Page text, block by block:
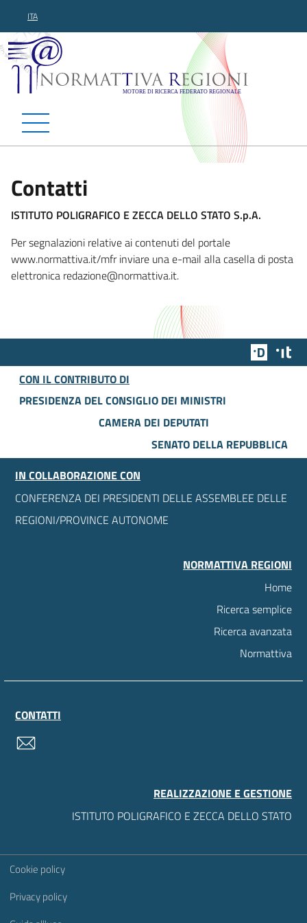
ITA
Normattiva Regioni -
Contatti
ISTITUTO POLIGRAFICO E ZECCA DELLO STATO S.p.A.
Per segnalazioni relative ai contenuti del portale
www.normattiva.it/mfr inviare una e-mail alla casella di posta
elettronica redazione@normattiva.it.
Team
CON IL CONTRIBUTO DI
PRESIDENZA DEL CONSIGLIO DEI MINISTRI
CAMERA DEI DEPUTATI
SENATO DELLA REPUBBLICA
IN COLLABORAZIONE CON
CONFERENZA DEI PRESIDENTI DELLE ASSEMBLEE DELLE
REGIONI/PROVINCE AUTONOME
NORMATTIVA REGIONI
Home
Ricerca semplice
Ricerca avanzata
Normattiva
CONTATTI
REALIZZAZIONE E GESTIONE
ISTITUTO POLIGRAFICO E ZECCA DELLO STATO
Sezione Link Utili
Cookie policy
Privacy policy